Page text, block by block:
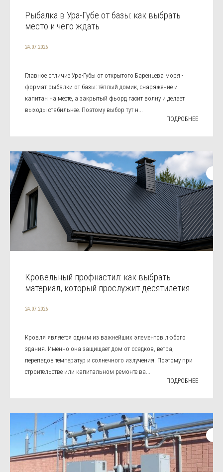
Рыбалка в Ура-Губе от базы: как выбрать
место и чего ждать
24.07.2026
Главное отличие Ура-Губы от открытого Баренцева моря -
формат рыбалки от базы: тёплый домик, снаряжение и
капитан на месте, а закрытый фьорд гасит волну и делает
выходы стабильнее. Поэтому выбор тут н...
ПОДРОБНЕЕ
Кровельный профнастил: как выбрать
материал, который прослужит десятилетия
24.07.2026
Кровля является одним из важнейших элементов любого
здания. Именно она защищает дом от осадков, ветра,
перепадов температур и солнечного излучения. Поэтому при
строительстве или капитальном ремонте ва...
ПОДРОБНЕЕ